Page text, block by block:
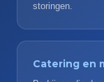
storingen.
Catering en